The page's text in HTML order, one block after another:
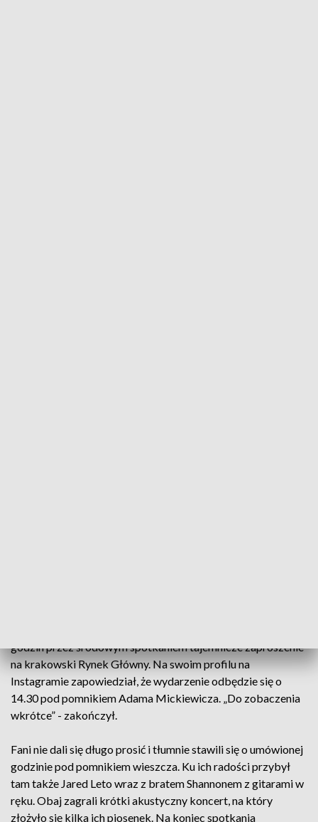
godzin przez środowym spotkaniem tajemnicze zaproszenie
na krakowski Rynek Główny. Na swoim profilu na
Instagramie zapowiedział, że wydarzenie odbędzie się o
14.30 pod pomnikiem Adama Mickiewicza. „Do zobaczenia
wkrótce” - zakończył.
Fani nie dali się długo prosić i tłumnie stawili się o umówionej
godzinie pod pomnikiem wieszcza. Ku ich radości przybył
tam także Jared Leto wraz z bratem Shannonem z gitarami w
ręku. Obaj zagrali krótki akustyczny koncert, na który
złożyło się kilka ich piosenek. Na koniec spotkania